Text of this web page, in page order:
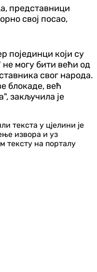
представници
свој посао,
појединци који су
не могу бити већи од
свог народа.
блокаде, већ
закључила је
текста у цјелини је
извора и уз
тексту на порталу